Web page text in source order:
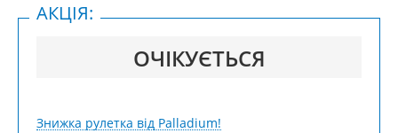
ОЧІКУЄТЬСЯ
АКЦІЯ:
Знижка рулетка від Palladium!